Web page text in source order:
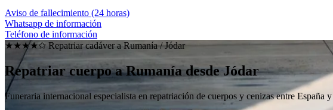
Aviso de fallecimiento (24 horas)
Whatsapp de información
Teléfono de información
★★★★✩ Repatriar cadáver a Rumanía /Jódar
Repatriar cuerpo a Rumanía desde Jódar
Funeraria internacional especialista en repatriación de cuerpos y cenizas entre